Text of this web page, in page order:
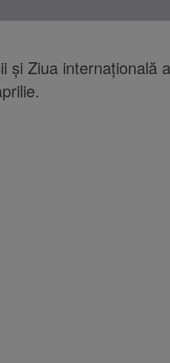
şi Ziua internaţională